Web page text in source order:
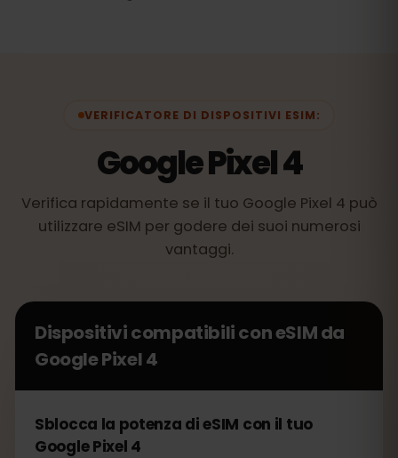
VERIFICATORE DI DISPOSITIVI ESIM:
Google Pixel 4
Verifica rapidamente se il tuo Google Pixel 4 può
utilizzare eSIM per godere dei suoi numerosi
vantaggi.
Dispositivi compatibili con eSIM da
Google Pixel 4
Sblocca la potenza di eSIM con il tuo
Google Pixel 4